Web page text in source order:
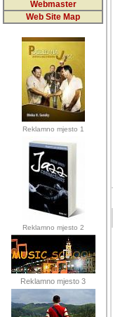
Webmaster
Web Site Map
Reklamno mjesto 1
Reklamno mjesto 2
Reklamno mjesto 3